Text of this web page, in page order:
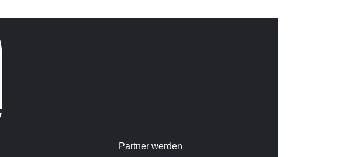
Partner werden